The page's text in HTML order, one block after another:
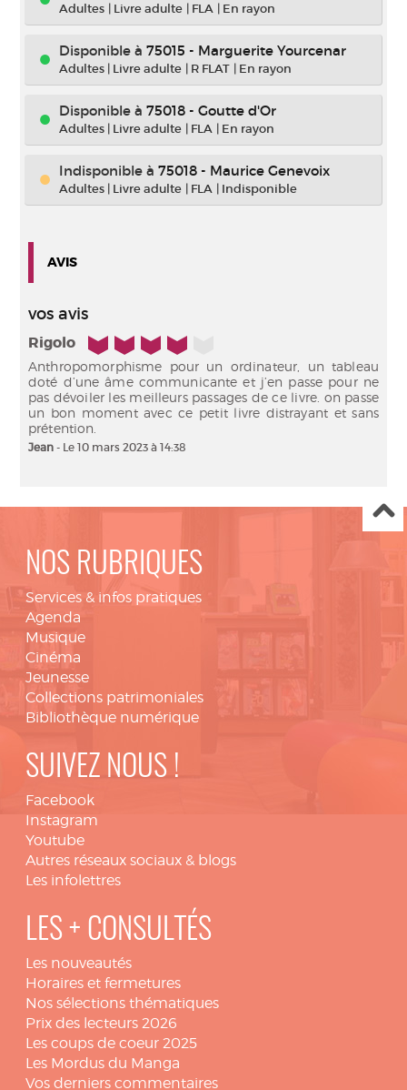
Adultes | Livre adulte | FLA | En rayon
Disponible à 75015 - Marguerite Yourcenar
Adultes | Livre adulte | R FLAT | En rayon
Disponible à 75018 - Goutte d'Or
Adultes | Livre adulte | FLA | En rayon
Indisponible à 75018 - Maurice Genevoix
Adultes | Livre adulte | FLA | Indisponible
AVIS
vos avis
Rigolo 4/5
Anthropomorphisme pour un ordinateur, un tableau
doté d’une âme communicante et j’en passe pour ne
pas dévoiler les meilleurs passages de ce livre. on passe
un bon moment avec ce petit livre distrayant et sans
prétention.
Jean - Le 10 mars 2023 à 14:38
NOS RUBRIQUES
Services & infos pratiques
Agenda
Musique
Cinéma
Jeunesse
Collections patrimoniales
Bibliothèque numérique
SUIVEZ NOUS !
Facebook
Instagram
Youtube
Autres réseaux sociaux & blogs
Les infolettres
LES + CONSULTÉS
Les nouveautés
Horaires et fermetures
Nos sélections thématiques
Prix des lecteurs 2026
Les coups de coeur 2025
Les Mordus du Manga
Vos derniers commentaires